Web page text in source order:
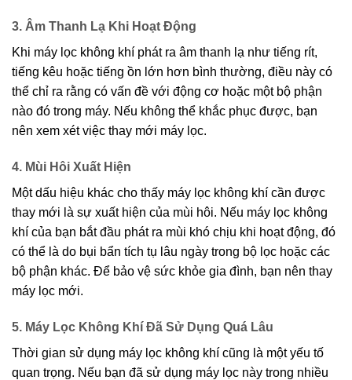
3. Âm Thanh Lạ Khi Hoạt Động
Khi máy lọc không khí phát ra âm thanh lạ như tiếng rít,
tiếng kêu hoặc tiếng ồn lớn hơn bình thường, điều này có
thể chỉ ra rằng có vấn đề với động cơ hoặc một bộ phận
nào đó trong máy. Nếu không thể khắc phục được, bạn
nên xem xét việc thay mới máy lọc.
4. Mùi Hôi Xuất Hiện
Một dấu hiệu khác cho thấy máy lọc không khí cần được
thay mới là sự xuất hiện của mùi hôi. Nếu máy lọc không
khí của bạn bắt đầu phát ra mùi khó chịu khi hoạt động, đó
có thể là do bụi bẩn tích tụ lâu ngày trong bộ lọc hoặc các
bộ phận khác. Để bảo vệ sức khỏe gia đình, bạn nên thay
máy lọc mới.
5. Máy Lọc Không Khí Đã Sử Dụng Quá Lâu
Thời gian sử dụng máy lọc không khí cũng là một yếu tố
quan trọng. Nếu bạn đã sử dụng máy lọc này trong nhiều